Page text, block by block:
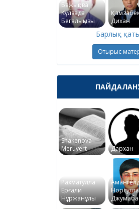
Бажықова
Күлзада
Бегалықызы
Дихан
Барлық
Отырыс
Shakenova
Meruyert
Дархан
Рахматулла
Ерғали
Нұржанұлы